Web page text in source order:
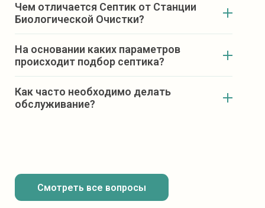
Чем отличается Септик от Станции
Биологической Очистки?
На основании каких параметров
происходит подбор септика?
дома;
Расстояние от выхода канализационной
трубы до предполагаемого места установки
Как часто необходимо делать
обслуживание?
Смотреть все вопросы